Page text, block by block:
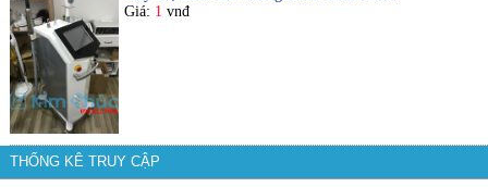
Giá: 1 vnđ
THỐNG KÊ TRUY CẬP